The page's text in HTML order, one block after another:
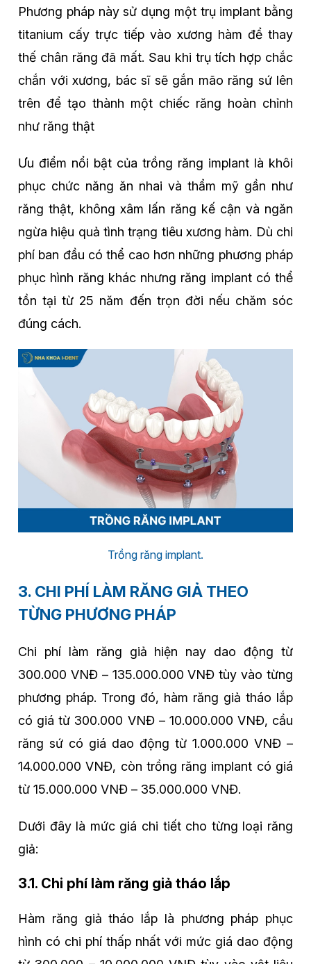
Phương pháp này sử dụng một trụ implant bằng
titanium cấy trực tiếp vào xương hàm để thay
thế chân răng đã mất. Sau khi trụ tích hợp chắc
chắn với xương, bác sĩ sẽ gắn mão răng sứ lên
trên để tạo thành một chiếc răng hoàn chỉnh
như răng thật
Ưu điểm nổi bật của trồng răng implant là khôi
phục chức năng ăn nhai và thẩm mỹ gần như
răng thật, không xâm lấn răng kế cận và ngăn
ngừa hiệu quả tình trạng tiêu xương hàm. Dù chi
phí ban đầu có thể cao hơn những phương pháp
phục hình răng khác nhưng răng implant có thể
tồn tại từ 25 năm đến trọn đời nếu chăm sóc
đúng cách.
Trồng răng implant.
3. CHI PHÍ LÀM RĂNG GIẢ THEO
TỪNG PHƯƠNG PHÁP
Chi phí làm răng giả hiện nay dao động từ
300.000 VNĐ – 135.000.000 VNĐ tùy vào từng
phương pháp. Trong đó, hàm răng giả tháo lắp
có giá từ 300.000 VNĐ – 10.000.000 VNĐ, cầu
răng sứ có giá dao động từ 1.000.000 VNĐ –
14.000.000 VNĐ, còn trồng răng implant có giá
từ 15.000.000 VNĐ – 35.000.000 VNĐ.
Dưới đây là mức giá chi tiết cho từng loại răng
giả:
3.1. Chi phí làm răng giả tháo lắp
Hàm răng giả tháo lắp là phương pháp phục
hình có chi phí thấp nhất với mức giá dao động